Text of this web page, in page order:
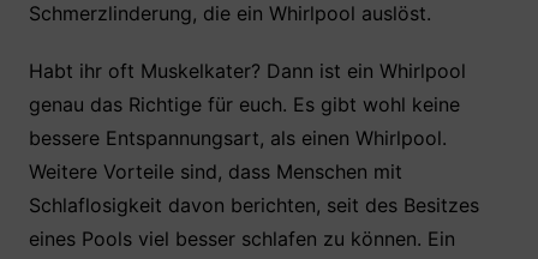
Schmerzlinderung, die ein Whirlpool auslöst.
Habt ihr oft Muskelkater? Dann ist ein Whirlpool
genau das Richtige für euch. Es gibt wohl keine
bessere Entspannungsart, als einen Whirlpool.
Weitere Vorteile sind, dass Menschen mit
Schlaflosigkeit davon berichten, seit des Besitzes
eines Pools viel besser schlafen zu können. Ein